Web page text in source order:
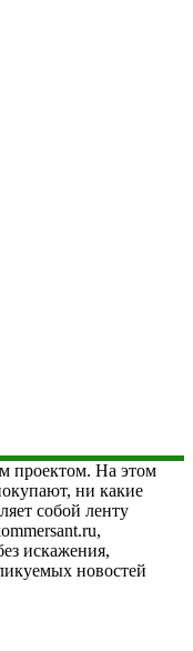
проектом. На этом
ни какие
собой ленту
искажения,
новостей